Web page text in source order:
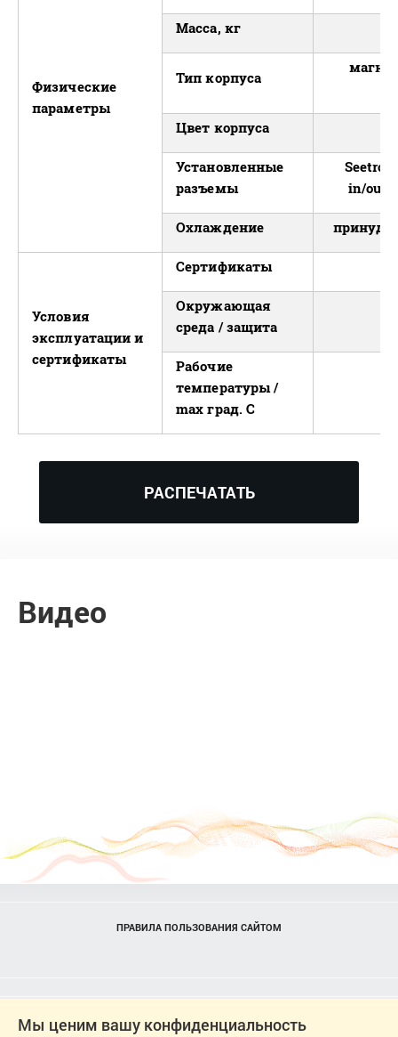
Физические
параметры
Масса, кг
Тип корпуса
Цвет корпуса
Установленные
разъемы
in/out,
Охлаждение
Условия
эксплуатации и
сертификаты
Сертификаты
Окружающая
среда / защита
Рабочие
температуры /
max град. С
РАСПЕЧАТАТЬ
Видео
ПРАВИЛА ПОЛЬЗОВАНИЯ САЙТОМ
Мы ценим вашу конфиденциальность